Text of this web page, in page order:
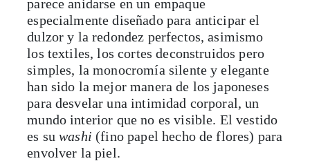
parece anidarse en un empaque
especialmente diseñado para anticipar el
dulzor y la redondez perfectos, asimismo
los textiles, los cortes deconstruidos pero
simples, la monocromía silente y elegante
han sido la mejor manera de los japoneses
para desvelar una intimidad corporal, un
mundo interior que no es visible. El vestido
es suwashi (fino papel hecho de flores) para
envolver la piel.